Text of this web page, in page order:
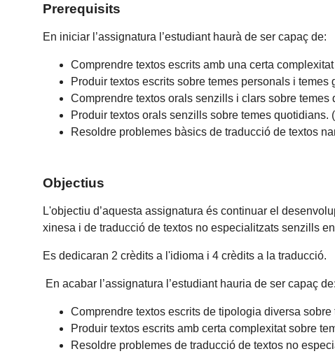
Prerequisits
En iniciar l’assignatura l’estudiant haurà de ser capaç de:
Comprendre textos escrits amb una certa
Produir textos escrits sobre temes personals i
Comprendre textos orals senzills i clars sobre temes
Produir textos orals senzills sobre temes quotidians.
Resoldre problemes bàsics de traducció de textos
Objectius
L'objectiu d’aquesta assignatura és continuar el
xinesa i de traducció de textos no especialitzats senzills
Es dedicaran 2 crèdits a l'idioma i 4 crèdits a la traducció.
En acabar l’assignatura l’estudiant hauria de ser capaç de:
Comprendre textos escrits de tipologia diversa sobre
Produir textos escrits amb certa complexitat sobre
Resoldre problemes de traducció de textos no